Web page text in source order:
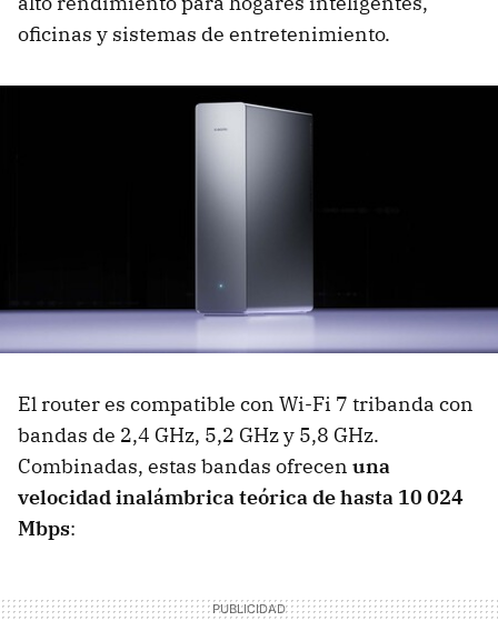
oficinas y sistemas de entretenimiento.
El router es compatible con Wi-Fi 7 tribanda con
bandas de 2,4 GHz, 5,2 GHz y 5,8 GHz.
Combinadas, estas bandas ofrecen una
velocidad inalámbrica teórica de hasta 10 024
Mbps: